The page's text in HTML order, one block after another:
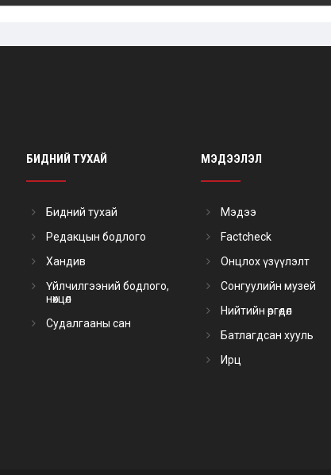
БИДНИЙ ТУХАЙ
Бидний тухай
Редакцын бодлого
Хандив
Үйлчилгээний бодлого,
нөхцөл
Судалгааны сан
МЭДЭЭЛЭЛ
Мэдээ
Factcheck
Онцлох үзүүлэлт
Сонгуулийн музей
Нийтийн өргөдөл
Батлагдсан хууль
Ирц